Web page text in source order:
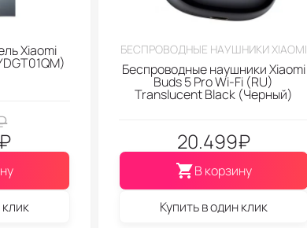
Xiaomi
₽
БЕСПРОВОДНЫЕ НАУШНИКИ XIAOMI
Беспроводные наушники Xiaomi
Buds 5 Pro Wi-Fi (RU)
Translucent Black (Черный)
20.499₽
В корзину
Купить в один клик